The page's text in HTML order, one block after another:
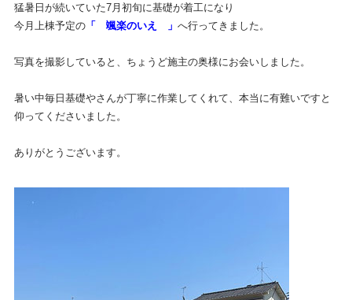
猛暑日が続いていた7月初旬に基礎が着工になり
今月上棟予定の「 颯楽のいえ 」 へ行ってきました。
写真を撮影していると、ちょうど施主の奥様にお会いしました。
暑い中毎日基礎やさんが丁寧に作業してくれて、本当に有難いですと
仰ってくださいました。
ありがとうございます。